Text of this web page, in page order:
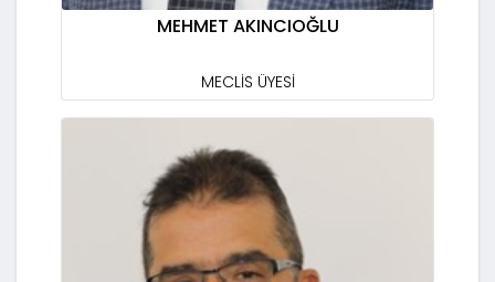
MEHMET AKINCIOĞLU
MECLİS ÜYESİ